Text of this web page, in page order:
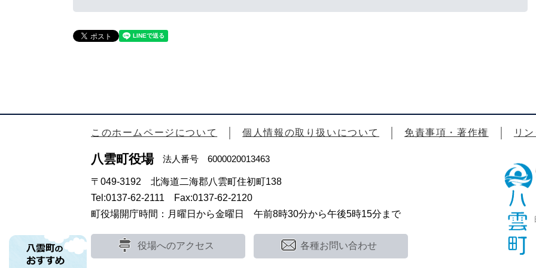
このホームページについて 個人情報の取り扱いについて 免責事項・著作権 リ
八雲町役場法人番号 6000020013463
〒049-3192 北海道二海郡八雲町住初町138
Tel:0137-62-2111 Fax:0137-62-2120
町役場開庁時間：月曜日から金曜日 午前8時30分から午後5時15分まで
役場へのアクセス 各種お問い合わせ